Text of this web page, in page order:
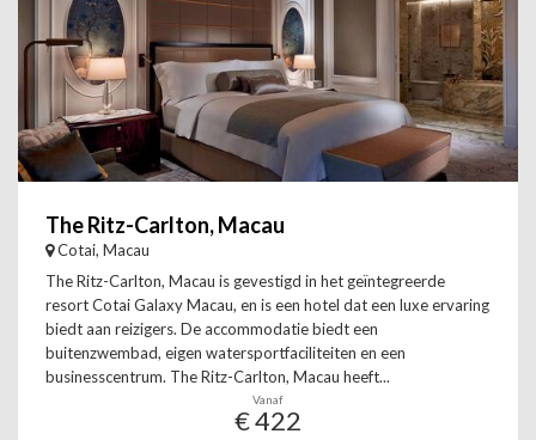
The Ritz-Carlton, Macau
Cotai, Macau
The Ritz-Carlton, Macau is gevestigd in het geïntegreerde
resort Cotai Galaxy Macau, en is een hotel dat een luxe ervaring
biedt aan reizigers. De accommodatie biedt een
buitenzwembad, eigen watersportfaciliteiten en een
businesscentrum. The Ritz-Carlton, Macau heeft...
Vanaf
€ 422